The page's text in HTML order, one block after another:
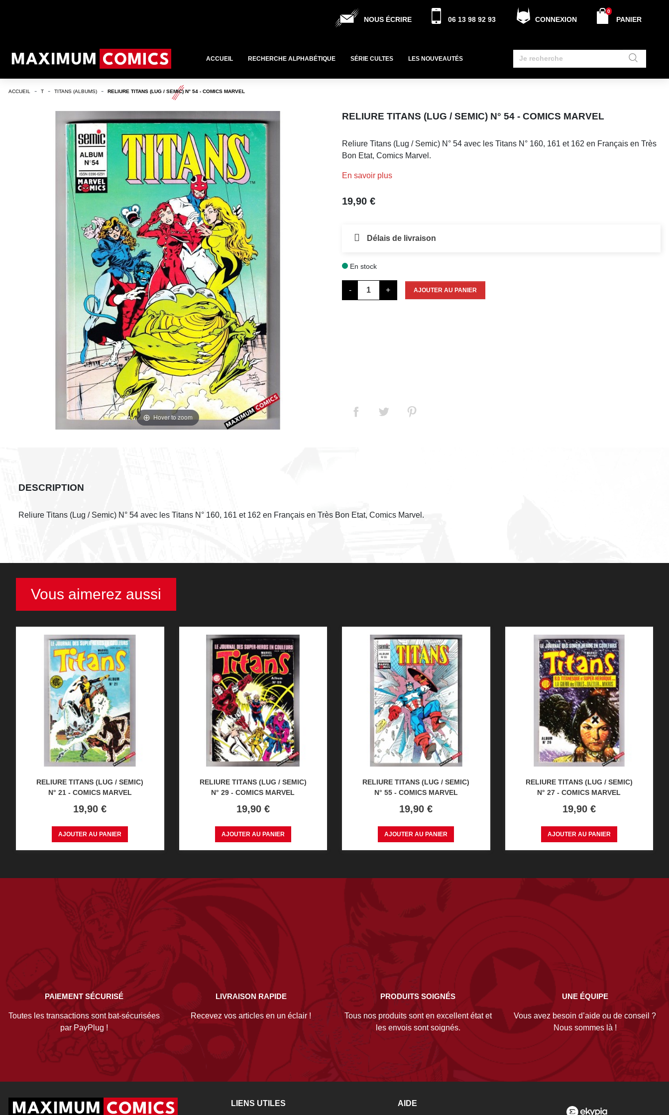
NOUS ÉCRIRE 06 13 98 92 93 CONNEXION PANIER
0
ACCUEIL RECHERCHE ALPHABÉTIQUE SÉRIE CULTES LES NOUVEAUTÉS
ACCUEIL T TITANS (ALBUMS) RELIURE TITANS (LUG / SEMIC) N° 54 - COMICS MARVEL
Hover to zoom
RELIURE TITANS (LUG / SEMIC) N° 54 - COMICS MARVEL
Reliure Titans (Lug / Semic) N° 54 avec les Titans N° 160, 161 et 162 en Français en Très
Bon Etat, Comics Marvel.
En savoir plus
19,90 €
Délais de livraison
En stock
- + AJOUTER AU PANIER
DESCRIPTION
Reliure Titans (Lug / Semic) N° 54 avec les Titans N° 160, 161 et 162 en Français en Très Bon Etat, Comics Marvel.
Vous aimerez aussi
RELIURE TITANS (LUG / SEMIC)
N° 21 - COMICS MARVEL
Prix
19,90 €
AJOUTER AU PANIER
RELIURE TITANS (LUG / SEMIC)
N° 29 - COMICS MARVEL
Prix
19,90 €
AJOUTER AU PANIER
RELIURE TITANS (LUG / SEMIC)
N° 55 - COMICS MARVEL
Prix
19,90 €
AJOUTER AU PANIER
RELIURE TITANS (LUG / SEMIC)
N° 27 - COMICS MARVEL
Prix
19,90 €
AJOUTER AU PANIER
PAIEMENT SÉCURISÉ
Toutes les transactions sont bat-sécurisées
par PayPlug !
LIVRAISON RAPIDE
Recevez vos articles en un éclair !
PRODUITS SOIGNÉS
Tous nos produits sont en excellent état et
les envois sont soignés.
UNE ÉQUIPE
Vous avez besoin d’aide ou de conseil ?
Nous sommes là !
LIENS UTILES AIDE